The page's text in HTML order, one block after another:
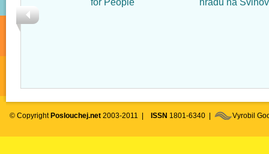
© Copyright Poslouchej.net 2003-2011 | ISSN 1801-6340 | Vyrobil